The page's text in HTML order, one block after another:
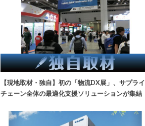
【現地取材・独自】初の「物流DX展」、サプライ
チェーン全体の最適化支援ソリューションが集結